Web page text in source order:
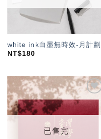
white ink白墨無時效-月計劃
NT$180
加入
望輕
已售完